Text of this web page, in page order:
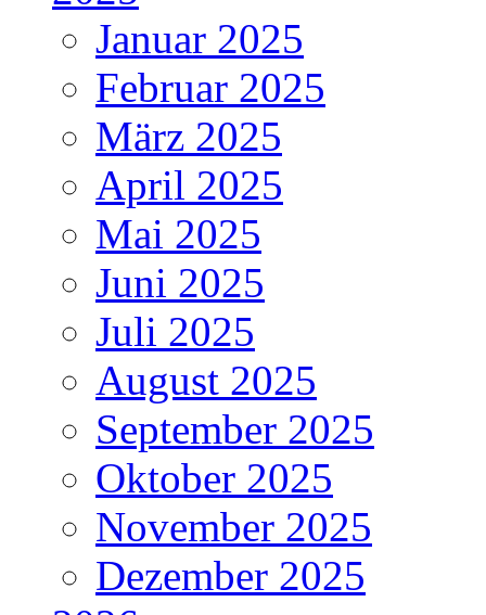
Januar 2025
Februar 2025
März 2025
April 2025
Mai 2025
Juni 2025
Juli 2025
August 2025
September 2025
Oktober 2025
November 2025
Dezember 2025